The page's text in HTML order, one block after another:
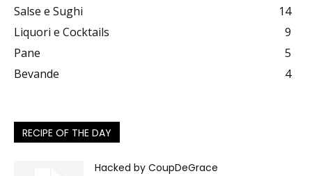
Salse e Sughi
14
Liquori e Cocktails
9
Pane
5
Bevande
4
RECIPE OF THE DAY
Hacked by CoupDeGrace